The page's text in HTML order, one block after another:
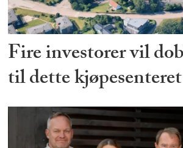
Fire investorer vil
til dette kjøpesenteret